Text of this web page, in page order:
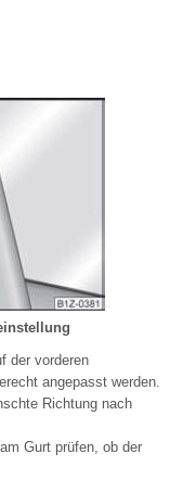
der vorderen
angepasst werden.
Richtung nach
Gurt prüfen, ob der